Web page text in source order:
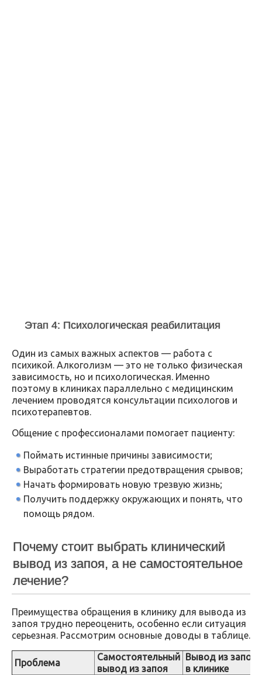
Этап 4: Психологическая реабилитация
Один из самых важных аспектов — работа с
психикой. Алкоголизм — это не только физическая
зависимость, но и психологическая. Именно
поэтому в клиниках параллельно с медицинским
лечением проводятся консультации психологов и
психотерапевтов.
Общение с профессионалами помогает пациенту:
Поймать истинные причины зависимости;
Выработать стратегии предотвращения срывов;
Начать формировать новую трезвую жизнь;
Получить поддержку окружающих и понять, что
помощь рядом.
Почему стоит выбрать клинический
вывод из запоя, а не самостоятельное
лечение?
Преимущества обращения в клинику для вывода из
запоя трудно переоценить, особенно если ситуация
серьезная. Рассмотрим основные доводы в таблице.
Проблема
Самостоятельный
вывод из запоя
Вывод из запоя
в клинике